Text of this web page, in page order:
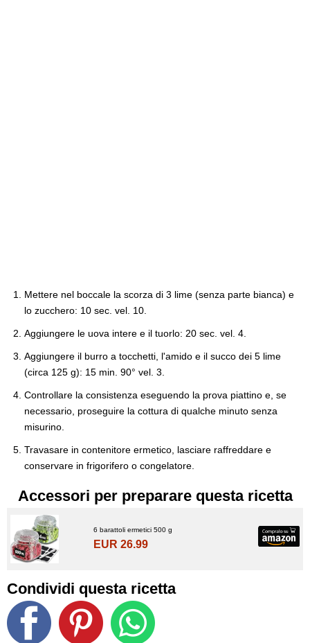
Mettere nel boccale la scorza di 3 lime (senza parte bianca) e
lo zucchero: 10 sec. vel. 10.
Aggiungere le uova intere e il tuorlo: 20 sec. vel. 4.
Aggiungere il burro a tocchetti, l'amido e il succo dei 5 lime
(circa 125 g): 15 min. 90° vel. 3.
Controllare la consistenza eseguendo la prova piattino e, se
necessario, proseguire la cottura di qualche minuto senza
misurino.
Travasare in contenitore ermetico, lasciare raffreddare e
conservare in frigorifero o congelatore.
Accessori per preparare questa ricetta
6 barattoli ermetici 500 g
EUR 26.99
Condividi questa ricetta